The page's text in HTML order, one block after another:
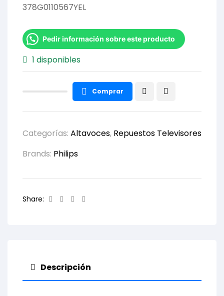
378G0110567YEL
Pedir información sobre este producto
1 disponibles
Comprar
Categorías: Altavoces, Repuestos Televisores
Brands: Philips
Share: Facebook
TwitterLinkedin
Descripción